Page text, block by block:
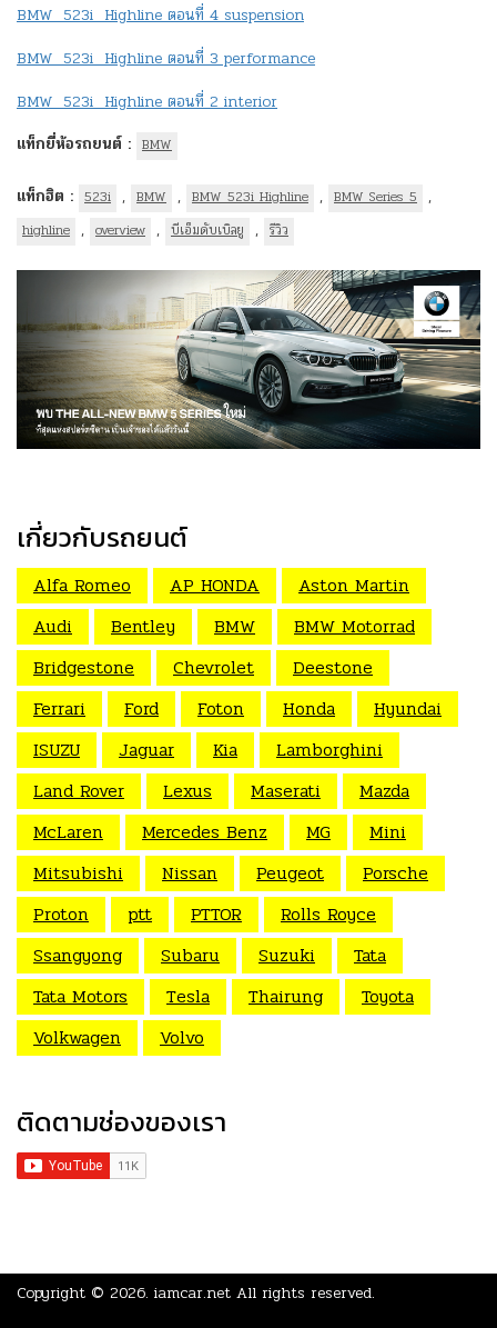
BMW 523i Highline ตอนที่ 4 suspension
BMW 523i Highline ตอนที่ 3 performance
BMW 523i Highline ตอนที่ 2 interior
แท็กยี่ห้อรถยนต์ : BMW
แท็กฮิต : 523i , BMW , BMW 523i Highline , BMW Series 5 ,
highline , overview , บีเอ็มดับเบิลยู , รีวิว
เกี่ยวกับรถยนต์
Alfa Romeo AP HONDA
Aston Martin
Audi
Bentley BMW
BMW Motorrad
Bridgestone
Chevrolet
Deestone
Ferrari
Ford Foton Honda
Hyundai
ISUZU
Jaguar Kia
Lamborghini
Land Rover
Lexus Maserati
Mazda
McLaren
Mercedes Benz MG
Mini
Mitsubishi
Nissan Peugeot
Porsche
Proton
ptt PTTOR
Rolls Royce
Ssangyong
Subaru Suzuki
Tata
Tata Motors
Tesla Thairung
Toyota
Volkwagen
Volvo
ติดตามช่องของเรา
Copyright © 2026. iamcar.net All rights reserved.